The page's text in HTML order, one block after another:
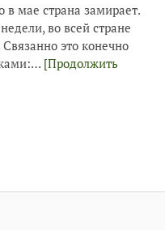
в мае страна замирает.
во всей стране
это конечно
[Продолжить